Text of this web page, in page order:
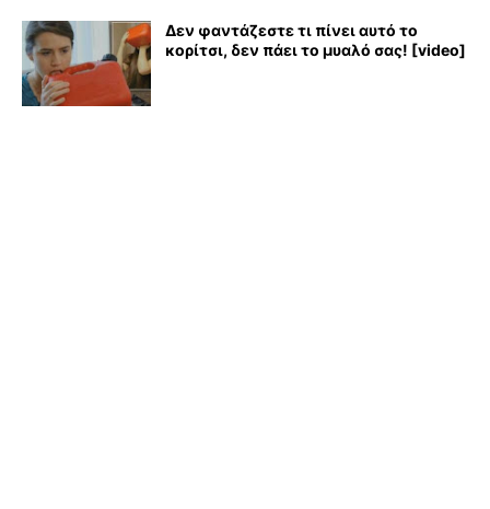
Δεν φαντάζεστε τι πίνει αυτό το
κορίτσι, δεν πάει το μυαλό σας! [video]